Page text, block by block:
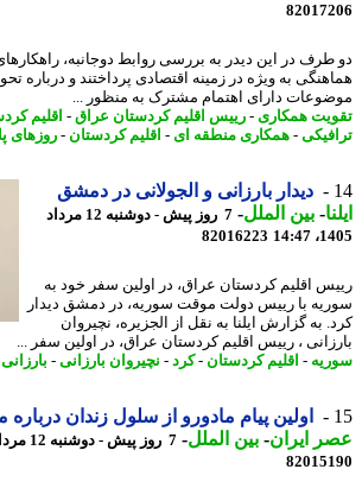
در این دیدر به بررسی روابط دوجانبه، راهکارهای
به ویژه در زمینه اقتصادی پرداختند و درباره تحولات
دارای اهتمام مشترک به منظور ...
همکاری- رییس اقلیم کردستان عراق- اقلیم
-همکاری منطقه ای- اقلیم کردستان-روزهای پایانی
دیدار بارزانی و الجولانی در دمشق
-بین الملل-
7 روز پیش - دوشنبه 12 مرداد
82016223
اقلیم کردستان عراق، در اولین سفر خود به
با رییس دولت موقت سوریه، در دمشق دیدار
به گزارش ایلنا به نقل از الجزیره، نچیروان
، رییس اقلیم کردستان عراق، در اولین سفر ...
- اقلیم کردستان-کرد-نچیروان بارزانی- بارزانی-
اولین پیام مادورو از سلول زندان درباره
ایران- بین الملل-7 روز پیش - دوشنبه 12 مرداد 1405، 12:40